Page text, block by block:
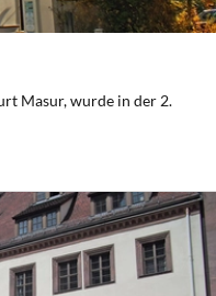
Masur, wurde in der 2.